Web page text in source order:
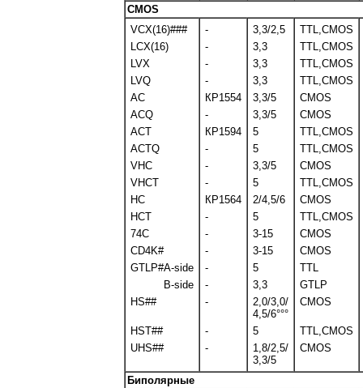
CMOS
VCX(16)###
LCX(16)
LVX
LVQ
AC
ACQ
ACT
ACTQ
VHC
VHCT
HC
HCT
74C
CD4K#
GTLP#A-side
B-side
HS##
HST##
UHS##
-
-
-
-
КР1554
-
КР1594
-
-
-
КР1564
-
-
-
-
-
-
-
-
3,3/2,5
3,3
3,3
3,3
3,3/5
3,3/5
5
5
3,3/5
5
2/4,5/6
5
3-15
3-15
5
3,3
2,0/3,0/
4,5/6°°°
5
1,8/2,5/
3,3/5
TTL,CMOS
TTL,CMOS
TTL,CMOS
TTL,CMOS
CMOS
CMOS
TTL,CMOS
TTL,CMOS
CMOS
TTL,CMOS
CMOS
TTL,CMOS
CMOS
CMOS
TTL
GTLP
CMOS
TTL,CMOS
CMOS
Биполярные